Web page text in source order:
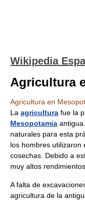
Wikipedia
Agricultura
Agricultura en
La agricultura fue la
Mesopotamia
naturales para esta
los hombres utilizaron
cosechas. Debido a
muy altos rendimientos.
A falta de
agricultura de la